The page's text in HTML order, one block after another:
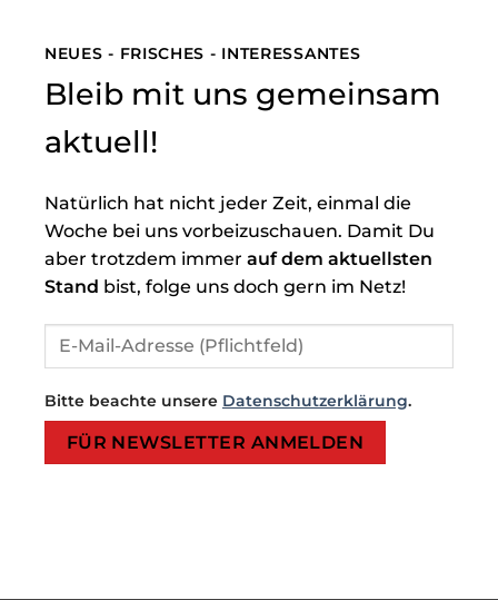
NEUES - FRISCHES - INTERESSANTES
Bleib mit uns gemeinsam
aktuell!
Natürlich hat nicht jeder Zeit, einmal die
Woche bei uns vorbeizuschauen. Damit Du
aber trotzdem immer auf dem aktuellsten
Stand bist, folge uns doch gern im Netz!
Bitte beachte unsere Datenschutzerklärung.
Bitte lasse dieses Feld leer.
Bitte lasse dieses Feld leer.